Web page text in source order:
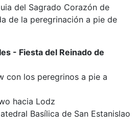
del Sagrado Corazón de
de la peregrinación a pie de
- Fiesta del Reinado de
con los peregrinos a pie a
hacia Lodz
Basílica de San Estanislao